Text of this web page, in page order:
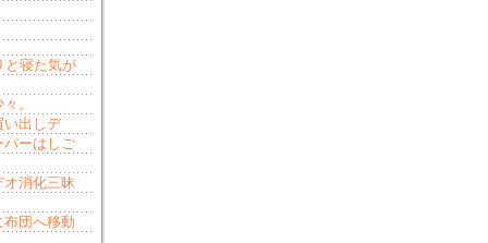
と寝た気が
。
出しデ
パーはしご
消化三昧
団へ移動